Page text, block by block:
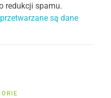
redukcji spamu.
są dane